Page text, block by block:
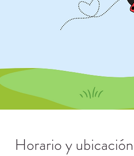
Horario y ubicación